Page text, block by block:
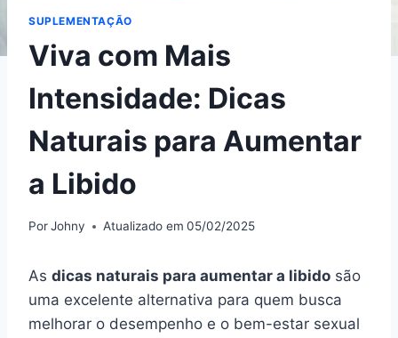
SUPLEMENTAÇÃO
Viva com Mais
Intensidade: Dicas
Naturais para Aumentar
a Libido
PorJohny Atualizado em 05/02/2025
As dicas naturais para aumentar a libido são
uma excelente alternativa para quem busca
melhorar o desempenho e o bem-estar sexual